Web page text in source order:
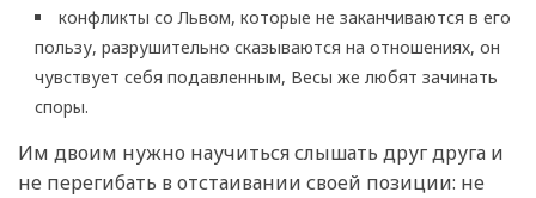
конфликты со Львом, которые не заканчиваются в его
пользу, разрушительно сказываются на отношениях, он
чувствует себя подавленным, Весы же любят зачинать
споры.
Им двоим нужно научиться слышать друг друга и
не перегибать в отстаивании своей позиции: не